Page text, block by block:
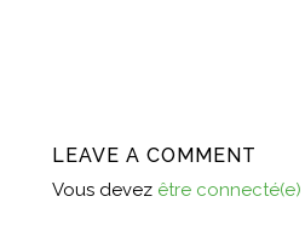
LEAVE A COMMENT
Vous devez être connecté(e)